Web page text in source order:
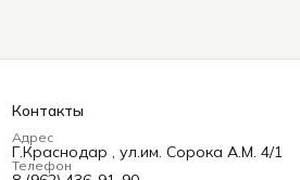
Контакты
Адрес
Г.Краснодар , ул.им. Сорока А.М. 4/1
Телефон